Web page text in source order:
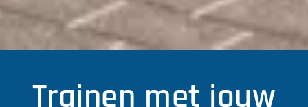
Trainen met jouw